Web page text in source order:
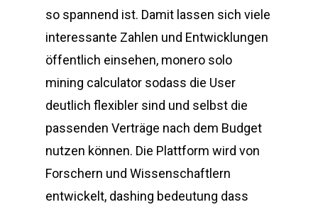
so spannend ist. Damit lassen sich viele
interessante Zahlen und Entwicklungen
öffentlich einsehen, monero solo
mining calculator sodass die User
deutlich flexibler sind und selbst die
passenden Verträge nach dem Budget
nutzen können. Die Plattform wird von
Forschern und Wissenschaftlern
entwickelt, dashing bedeutung dass